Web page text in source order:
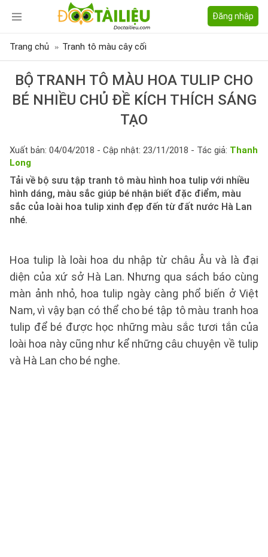
Đăng nhập
Trang chủ Tranh tô màu cây cối
BỘ TRANH TÔ MÀU HOA TULIP CHO
BÉ NHIỀU CHỦ ĐỀ KÍCH THÍCH SÁNG
TẠO
Xuất bản: 04/04/2018 - Cập nhật: 23/11/2018 - Tác giả: Thanh
Long
Tải về bộ sưu tập tranh tô màu hình hoa tulip với nhiều
hình dáng, màu sắc giúp bé nhận biết đặc điểm, màu
sắc của loài hoa tulip xinh đẹp đến từ đất nước Hà Lan
nhé.
Hoa tulip là loài hoa du nhập từ châu Âu và là đại
diện của xứ sở Hà Lan. Nhưng qua sách báo cùng
màn ảnh nhỏ, hoa tulip ngày càng phổ biến ở Việt
Nam, vì vậy bạn có thể cho bé tập tô màu tranh hoa
tulip để bé được học những màu sắc tươi tắn của
loài hoa này cũng như kể những câu chuyện về tulip
và Hà Lan cho bé nghe.